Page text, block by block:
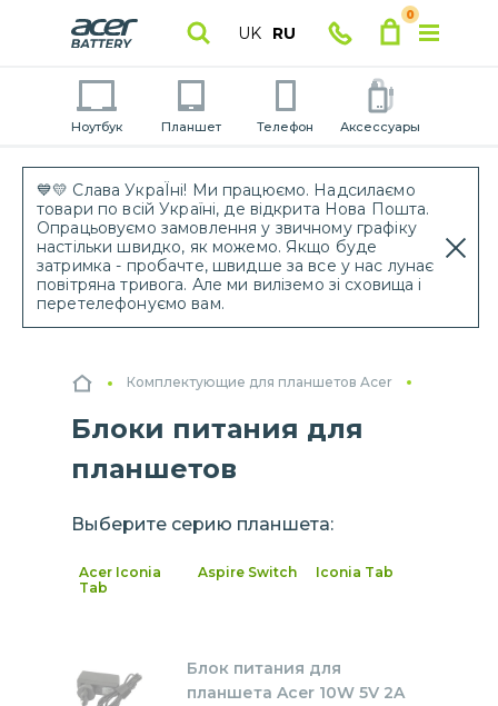
💙💛 Слава УкраЇні! Ми працюємо. Надсилаємо
товари по всій Україні, де відкрита Нова Пошта.
Опрацьовуємо замовлення у звичному графіку
настільки швидко, як можемо. Якщо буде
затримка - пробачте, швидше за все у нас лунає
повітряна тривога. Але ми виліземо зі сховища і
перетелефонуємо вам.
UK RU
0
Ноутбук Планшет Телефон Аксессуары
Комплектующие для планшетов Acer
Блоки питания для
планшетов
Выберите серию планшета:
Acer Iconia
Tab
Aspire Switch Iconia Tab
Блок питания для
планшета Acer 10W 5V 2A